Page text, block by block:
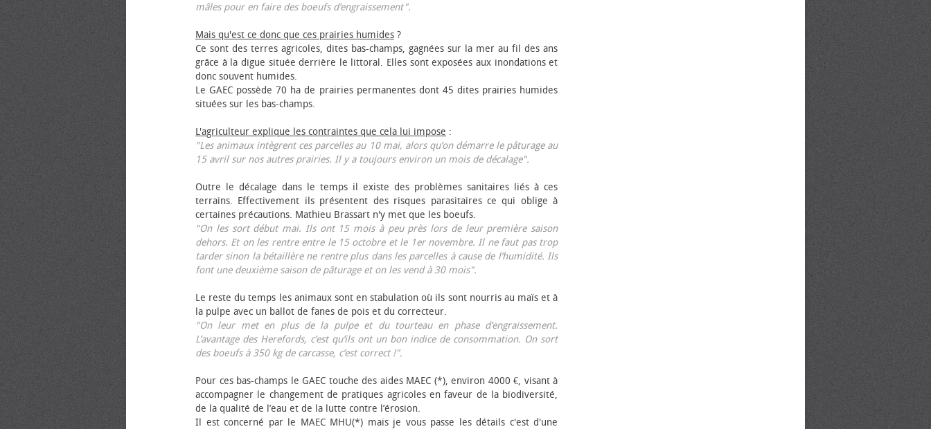
mâles pour en faire des bœufs d’engraissement".
Mais qu'est ce donc que ces prairies humides ?
Ce sont des terres agricoles, dites bas-champs, gagnées sur la mer au fil des ans
grâce à la digue située derrière le littoral. Elles sont exposées aux inondations et
donc souvent humides.
Le GAEC possède 70 ha de prairies permanentes dont 45 dites prairies humides
situées sur les bas-champs.
L'agriculteur explique les contraintes que cela lui impose :
"Les animaux intègrent ces parcelles au 10 mai, alors qu’on démarre le pâturage au
15 avril sur nos autres prairies. Il y a toujours environ un mois de décalage".
Outre le décalage dans le temps il existe des problèmes sanitaires liés à ces
terrains. Effectivement ils présentent des risques parasitaires ce qui oblige à
certaines précautions. Mathieu Brassart n'y met que les bœufs.
"On les sort début mai. Ils ont 15 mois à peu près lors de leur première saison
dehors. Et on les rentre entre le 15 octobre et le 1er novembre. Il ne faut pas trop
tarder sinon la bétaillère ne rentre plus dans les parcelles à cause de l’humidité. Ils
font une deuxième saison de pâturage et on les vend à 30 mois".
Le reste du temps les animaux sont en stabulation où ils sont nourris au maïs et à
la pulpe avec un ballot de fanes de pois et du correcteur.
"On leur met en plus de la pulpe et du tourteau en phase d’engraissement.
L’avantage des Herefords, c’est qu’ils ont un bon indice de consommation. On sort
des bœufs à 350 kg de carcasse, c’est correct !".
Pour ces bas-champs le GAEC touche des aides MAEC (*), environ 4000 €, visant à
accompagner le changement de pratiques agricoles en faveur de la biodiversité,
de la qualité de l’eau et de la lutte contre l’érosion.
Il est concerné par le MAEC MHU(*) mais je vous passe les détails c'est d'une